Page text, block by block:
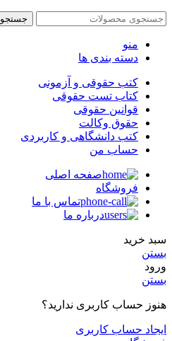
جستجو
منو
دسته بندی ها
کتب حقوقی و آزمونی
کتاب تست حقوقی
قوانین حقوقی
حقوق وکالت
کتب دانشگاهی و کاربردی
حساب من
صفحه اصلی
فروشگاه
تماس با ما
درباره ما
سبد خرید
بستن
ورود
بستن
هنوز حساب کاربری ندارید؟
ایجاد حساب کاربری